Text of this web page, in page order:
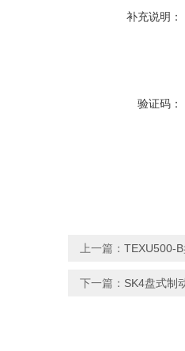
补充说明：
验证码：
上一篇： TEXU500-
下一篇： SK4盘式制